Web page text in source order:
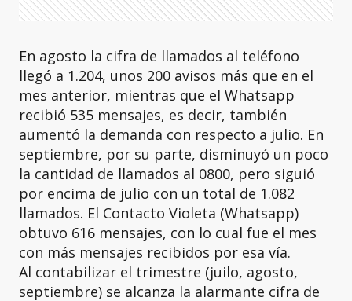
En agosto la cifra de llamados al teléfono
llegó a 1.204, unos 200 avisos más que en el
mes anterior, mientras que el Whatsapp
recibió 535 mensajes, es decir, también
aumentó la demanda con respecto a julio. En
septiembre, por su parte, disminuyó un poco
la cantidad de llamados al 0800, pero siguió
por encima de julio con un total de 1.082
llamados. El Contacto Violeta (Whatsapp)
obtuvo 616 mensajes, con lo cual fue el mes
con más mensajes recibidos por esa vía.
Al contabilizar el trimestre (juilo, agosto,
septiembre) se alcanza la alarmante cifra de